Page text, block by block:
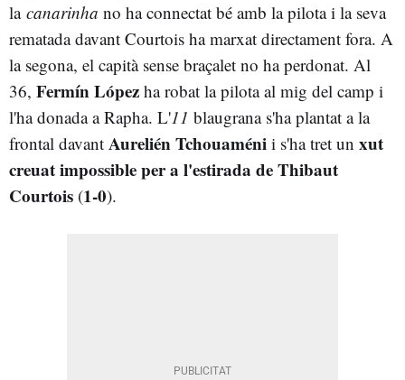
la canarinha no ha connectat bé amb la pilota i la seva
rematada davant Courtois ha marxat directament fora. A
la segona, el capità sense braçalet no ha perdonat. Al
36, Fermín López ha robat la pilota al mig del camp i
l'ha donada a Rapha. L'11 blaugrana s'ha plantat a la
frontal davant Aurelién Tchouaméni i s'ha tret un xut
creuat impossible per a l'estirada de Thibaut
Courtois (1-0).